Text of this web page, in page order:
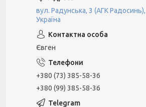
вул. Радунська, 3 (АГК Радосинь),
Україна
Євген
+380 (73) 385-58-36
+380 (99) 385-58-36